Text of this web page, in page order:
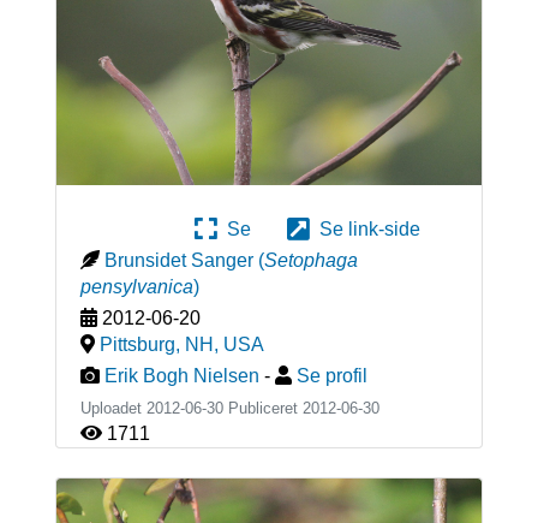
Se
Se link-side
Brunsidet Sanger (Setophaga
pensylvanica)
2012-06-20
Pittsburg, NH , USA
Erik Bogh Nielsen - Se profil
Uploadet 2012-06-30 Publiceret 2012-06-30
1711